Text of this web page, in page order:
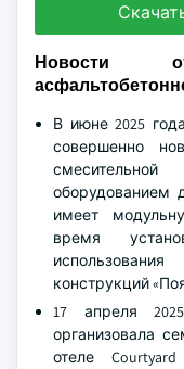
Новости
В июне 2025
совершенно
оборудованием
имеет
время
конструкций
17 апреля
организовала
отеле